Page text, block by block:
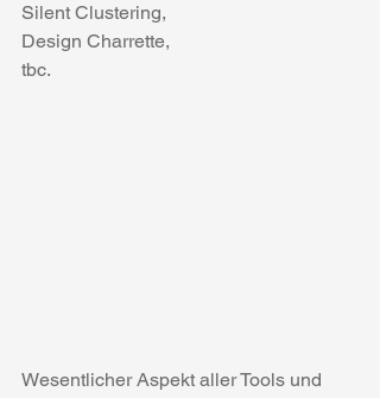
Silent Clustering,
Design Charrette,
tbc.
Wesentlicher Aspekt aller Tools und